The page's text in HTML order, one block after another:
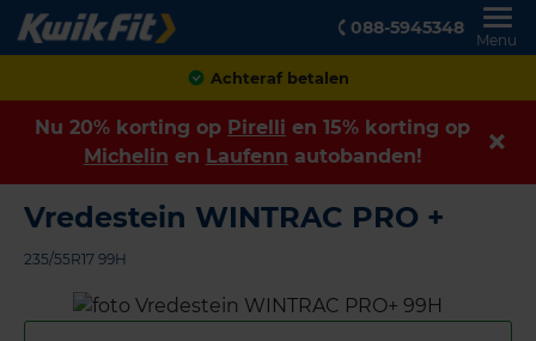
088-5945348
Menu
Achteraf betalen
Nu 20% korting op Pirelli en 15% korting op
Michelin en Laufenn autobanden!
Vredestein WINTRAC PRO +
235/55R17 99H